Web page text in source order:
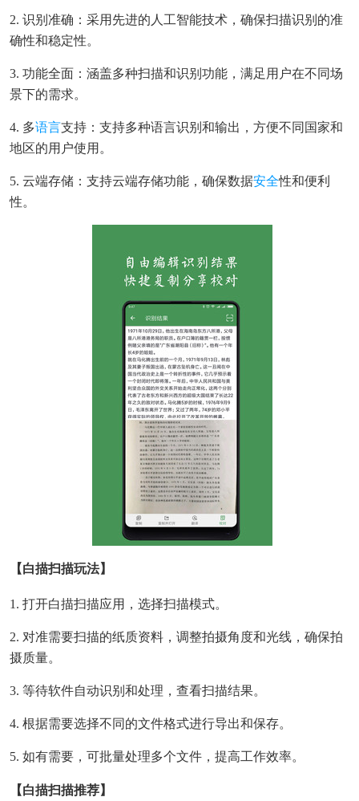
2. 识别准确：采用先进的人工智能技术，确保扫描识别的准
确性和稳定性。
3. 功能全面：涵盖多种扫描和识别功能，满足用户在不同场
景下的需求。
4. 多语言支持：支持多种语言识别和输出，方便不同国家和
地区的用户使用。
5. 云端存储：支持云端存储功能，确保数据安全性和便利
性。
【白描扫描玩法】
1. 打开白描扫描应用，选择扫描模式。
2. 对准需要扫描的纸质资料，调整拍摄角度和光线，确保拍
摄质量。
3. 等待软件自动识别和处理，查看扫描结果。
4. 根据需要选择不同的文件格式进行导出和保存。
5. 如有需要，可批量处理多个文件，提高工作效率。
【白描扫描推荐】